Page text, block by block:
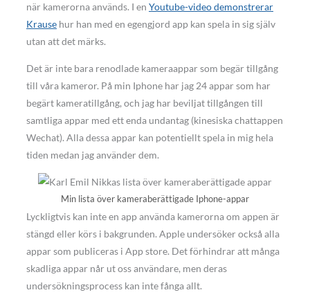
när kamerorna används. I en Youtube-video demonstrerar
Krause hur han med en egengjord app kan spela in sig själv
utan att det märks.
Det är inte bara renodlade kameraappar som begär tillgång
till våra kameror. På min Iphone har jag 24 appar som har
begärt kameratillgång, och jag har beviljat tillgången till
samtliga appar med ett enda undantag (kinesiska chattappen
Wechat). Alla dessa appar kan potentiellt spela in mig hela
tiden medan jag använder dem.
Min lista över kameraberättigade Iphone-appar
Lyckligtvis kan inte en app använda kamerorna om appen är
stängd eller körs i bakgrunden. Apple undersöker också alla
appar som publiceras i App store. Det förhindrar att många
skadliga appar når ut oss användare, men deras
undersökningsprocess kan inte fånga allt.